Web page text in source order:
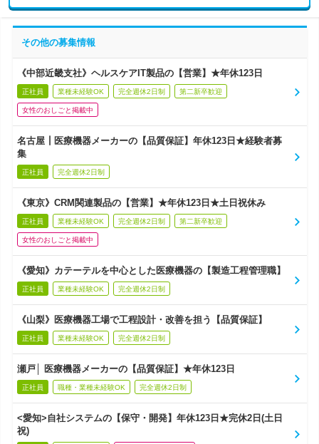
その他の募集情報
《中部近畿支社》ヘルスケアIT製品の【営業】★年休123日
正社員 業種未経験OK 完全週休2日制 第二新卒歓迎
女性のおしごと掲載中
名古屋┃医療機器メーカーの【品質保証】年休123日★経験者募
集
正社員 完全週休2日制
《東京》CRM関連製品の【営業】★年休123日★土日祝休み
正社員 業種未経験OK 完全週休2日制 第二新卒歓迎
女性のおしごと掲載中
《愛知》カテーテルを中心とした医療機器の【製造工程管理職】
正社員 業種未経験OK 完全週休2日制
《山梨》医療機器工場で工程設計・改善を担う【品質保証】
正社員 業種未経験OK 完全週休2日制
瀬戸│ 医療機器メーカーの【品質保証】★年休123日
正社員 職種・業種未経験OK 完全週休2日制
<愛知>自社システムの【保守・開発】年休123日★完休2日(土日
祝)